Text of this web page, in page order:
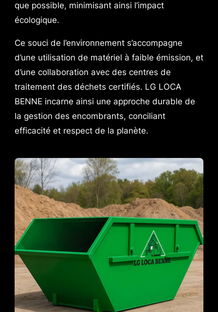
que possible, minimisant ainsi l’impact
écologique.
Ce souci de l’environnement s’accompagne
d’une utilisation de matériel à faible émission, et
d’une collaboration avec des centres de
traitement des déchets certifiés. LG LOCA
BENNE incarne ainsi une approche durable de
la gestion des encombrants, conciliant
efficacité et respect de la planète.